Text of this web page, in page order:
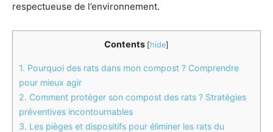
respectueuse de l’environnement.
Contents [hide]
1. Pourquoi des rats dans mon compost ? Comprendre
pour mieux agir
2. Comment protéger son compost des rats ? Stratégies
préventives incontournables
3. Les pièges et dispositifs pour éliminer les rats du